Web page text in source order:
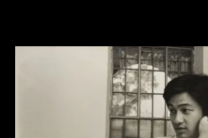
M+藏品
进一步筛选